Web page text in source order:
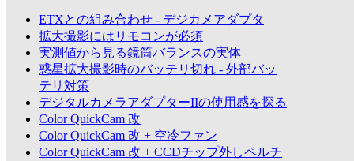
ETXとの組み合わせ - デジカメアダプタ
拡大撮影にはリモコンが必須
実測値から見る鏡筒バランスの実体
惑星拡大撮影時のバッテリ切れ - 外部バッ
テリ対策
デジタルカメラアダプターIIの使用感を探る
Color QuickCam 改
Color QuickCam 改 + 空冷ファン
Color QuickCam 改 + CCDチップ外しペルチ